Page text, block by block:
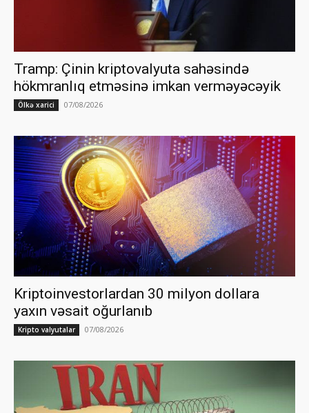
Tramp: Çinin kriptovalyuta sahəsində
hökmranlıq etməsinə imkan verməyəcəyik
Ölkə xarici 07/08/2026
Kriptoinvestorlardan 30 milyon dollara
yaxın vəsait oğurlanıb
Kripto valyutalar 07/08/2026